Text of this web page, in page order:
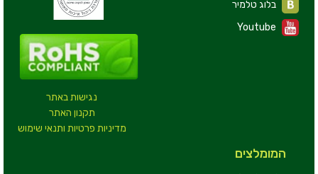
נגישות באתר
תקנון האתר
מדיניות פרטיות ותנאי שימוש
Youtube
המומלצים